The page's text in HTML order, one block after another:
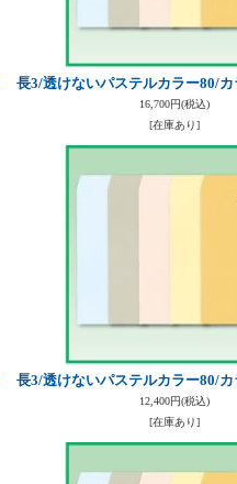
長3/透けないパステルカラー80/
16,700円(税込)
[在庫あり]
長3/透けないパステルカラー80/
12,400円(税込)
[在庫あり]